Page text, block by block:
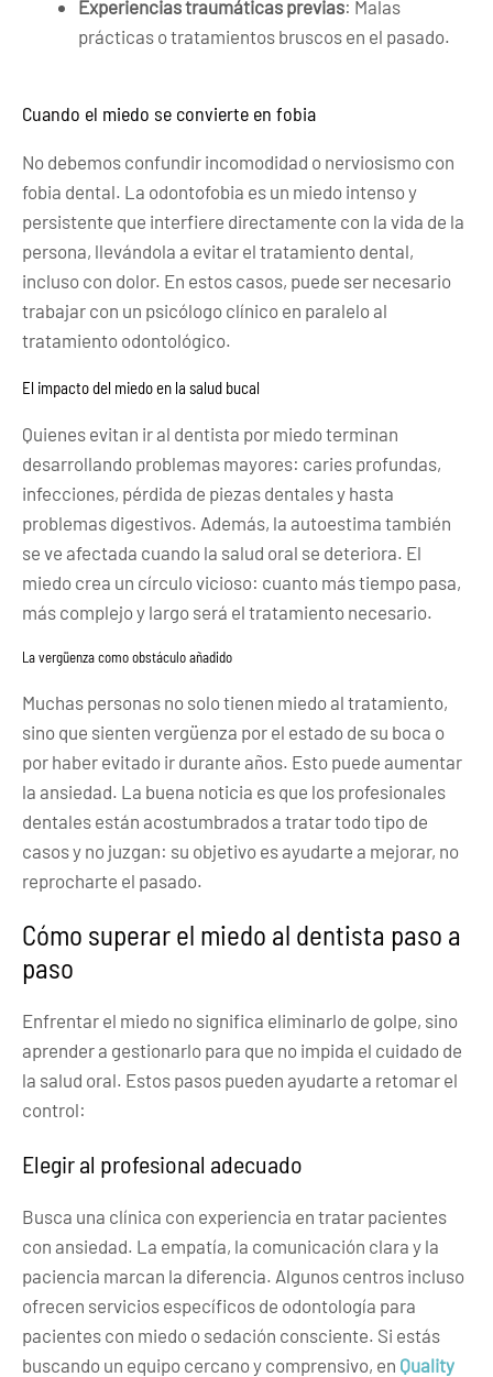
Experiencias traumáticas previas: Malas
prácticas o tratamientos bruscos en el pasado.
Cuando el miedo se convierte en fobia
No debemos confundir incomodidad o nerviosismo con
fobia dental. La odontofobia es un miedo intenso y
persistente que interfiere directamente con la vida de la
persona, llevándola a evitar el tratamiento dental,
incluso con dolor. En estos casos, puede ser necesario
trabajar con un psicólogo clínico en paralelo al
tratamiento odontológico.
El impacto del miedo en la salud bucal
Quienes evitan ir al dentista por miedo terminan
desarrollando problemas mayores: caries profundas,
infecciones, pérdida de piezas dentales y hasta
problemas digestivos. Además, la autoestima también
se ve afectada cuando la salud oral se deteriora. El
miedo crea un círculo vicioso: cuanto más tiempo pasa,
más complejo y largo será el tratamiento necesario.
La vergüenza como obstáculo añadido
Muchas personas no solo tienen miedo al tratamiento,
sino que sienten vergüenza por el estado de su boca o
por haber evitado ir durante años. Esto puede aumentar
la ansiedad. La buena noticia es que los profesionales
dentales están acostumbrados a tratar todo tipo de
casos y no juzgan: su objetivo es ayudarte a mejorar, no
reprocharte el pasado.
Cómo superar el miedo al dentista paso a
paso
Enfrentar el miedo no significa eliminarlo de golpe, sino
aprender a gestionarlo para que no impida el cuidado de
la salud oral. Estos pasos pueden ayudarte a retomar el
control:
Elegir al profesional adecuado
Busca una clínica con experiencia en tratar pacientes
con ansiedad. La empatía, la comunicación clara y la
paciencia marcan la diferencia. Algunos centros incluso
ofrecen servicios específicos de odontología para
pacientes con miedo o sedación consciente. Si estás
buscando un equipo cercano y comprensivo, en Quality